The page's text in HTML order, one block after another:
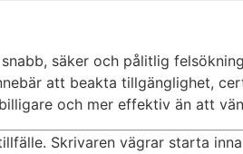
säker och pålitlig
att beakta tillgänglighet,
och mer effektiv än att
Skrivaren vägrar starta